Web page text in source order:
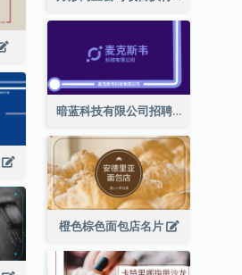
暗蓝科技有限公司招聘经理名片
橙色棕色面包店名片